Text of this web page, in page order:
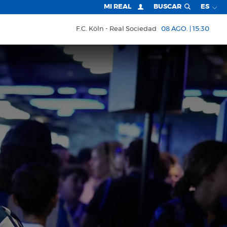
MI REAL BUSCAR ES
F.C. Köln Real Sociedad 08 AGO. | 15:30